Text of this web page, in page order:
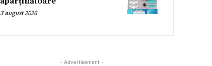
3 august 2026
- Advertisement -